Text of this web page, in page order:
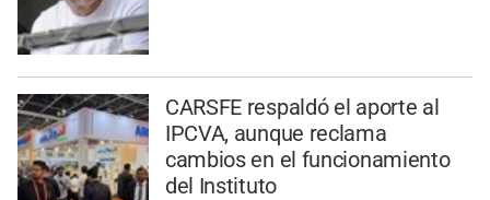
CARSFE respaldó el aporte al
IPCVA, aunque reclama
cambios en el funcionamiento
del Instituto